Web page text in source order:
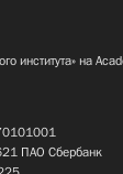
института» на
ПАО Сбербанк